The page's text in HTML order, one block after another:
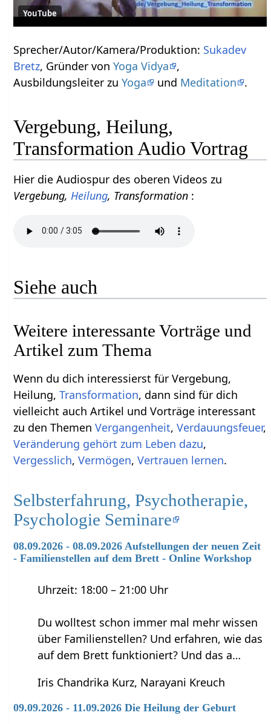
YouTube
Sprecher/Autor/Kamera/Produktion: Sukadev
Bretz, Gründer vonYoga Vidya
,
Ausbildungsleiter zuYoga und Meditation .
Vergebung, Heilung,
Transformation Audio Vortrag
Hier die Audiospur des oberen Videos zu
Vergebung,Heilung, Transformation :
Siehe auch
Weitere interessante Vorträge und
Artikel zum Thema
Wenn du dich interessierst für Vergebung,
Heilung,Transformation, dann sind für dich
vielleicht auch Artikel und Vorträge interessant
zu den ThemenVergangenheit,Verdauungsfeuer,
Veränderung gehört zum Leben dazu,
Vergesslich,Vermögen,Vertrauen lernen.
Selbsterfahrung, Psychotherapie,
Psychologie Seminare
08.09.2026 - 08.09.2026 Aufstellungen der neuen Zeit
- Familienstellen auf dem Brett - Online Workshop
Uhrzeit: 18:00 – 21:00 Uhr
Du wolltest schon immer mal mehr wissen
über Familienstellen? Und erfahren, wie das
auf dem Brett funktioniert? Und das a…
Iris Chandrika Kurz, Narayani Kreuch
09.09.2026 - 11.09.2026 Die Heilung der Geburt